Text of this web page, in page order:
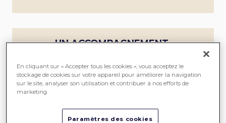
UN ACCOMPAGNEMENT
SEREIN
ME
En cliquant sur « Accepter tous les cookies », vous acceptez le
stockage de cookies sur votre appareil pour améliorer la navigation
sur le site, analyser son utilisation et contribuer à nos efforts de
marketing.
Paramètres des cookies